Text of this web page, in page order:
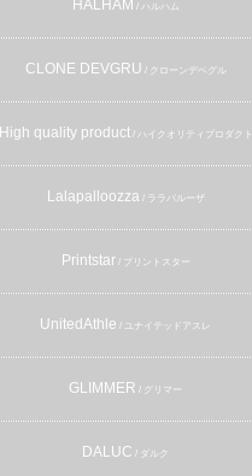
HALHAM / ハルハム
CLONE DEVGRU / クローンデベグル
High quality product/ ハイクオリティプロダクト
Lalapalloozza/ ララパルーザ
Printstar / プリントスター
UnitedAthle / ユナイテッドアスレ
GLIMMER / グリマー
DALUC / ダルク